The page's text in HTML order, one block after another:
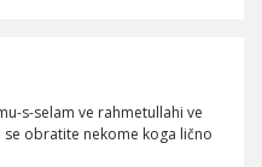
s-selam ve rahmetullahi ve
obratite nekome koga lično